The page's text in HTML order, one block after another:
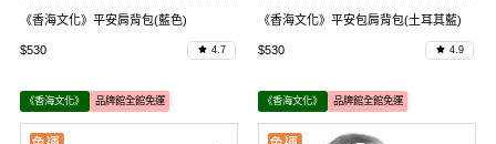
《香海文化》平安肩背包(藍色)
$530 4.7
《香海文化》平安包肩背包(土耳其藍)
$530 4.9
《香海文化》 品牌館全館免運 《香海文化》 品牌館全館免運